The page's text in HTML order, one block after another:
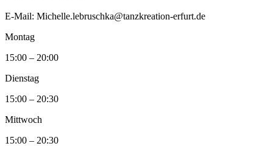
E-Mail: Michelle.lebruschka@tanzkreation-erfurt.de
Montag
15:00 – 20:00
Dienstag
15:00 – 20:30
Mittwoch
15:00 – 20:30